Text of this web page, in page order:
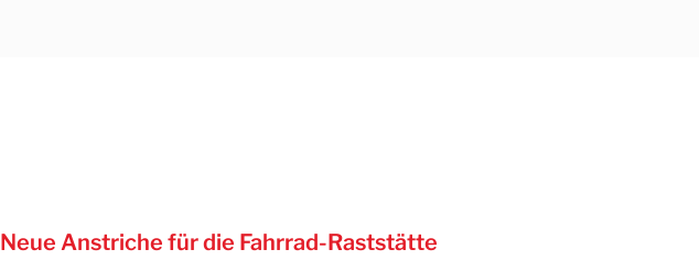
Neue Anstriche für die Fahrrad-Raststätte